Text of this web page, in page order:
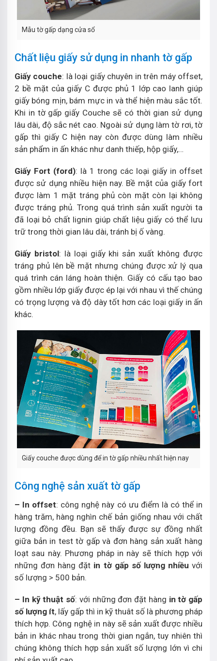
Mẫu tờ gấp dạng cửa sổ
Chất liệu giấy sử dụng in nhanh tờ gấp
Giấy couche: là loại giấy chuyên in trên máy offset,
2 bề mặt của giấy C được phủ 1 lớp cao lanh giúp
giấy bóng mịn, bám mực in và thể hiện màu sắc tốt.
Khi in tờ gấp giấy Couche sẽ có thời gian sử dụng
lâu dài, độ sắc nét cao. Ngoài sử dụng làm tờ rơi, tờ
gấp thì giấy C hiện nay còn được dùng làm nhiều
sản phẩm in ấn khác như danh thiếp, hộp giấy,…
Giấy Fort (ford): là 1 trong các loại giấy in offset
được sử dụng nhiều hiện nay. Bề mặt của giấy fort
được làm 1 mặt tráng phủ còn mặt còn lại không
được tráng phủ. Trong quá trình sản xuất người ta
đã loại bỏ chất lignin giúp chất liệu giấy có thể lưu
trữ trong thời gian lâu dài, tránh bị ố vàng.
Giấy bristol: là loại giấy khi sản xuất không được
tráng phủ lên bề mặt nhưng chúng được xử lý qua
quá trình cán láng hoàn thiện. Giấy có cấu tạo bao
gồm nhiều lớp giấy được ép lại với nhau vì thế chúng
có trọng lượng và độ dày tốt hơn các loại giấy in ấn
khác.
Giấy couche được dùng để in tờ gấp nhiều nhất hiện nay
Công nghệ sản xuất tờ gấp
– In offset: công nghệ này có ưu điểm là có thể in
hàng trăm, hàng nghìn chế bản giống nhau với chất
lượng đồng đều. Bạn sẽ thấy được sự đồng nhất
giữa bản in test tờ gấp và đơn hàng sản xuất hàng
loạt sau này. Phương pháp in này sẽ thích hợp với
những đơn hàng đặt in tờ gấp số lượng nhiều với
số lượng > 500 bản.
– In kỹ thuật số: với những đơn đặt hàng in tờ gấp
số lượng ít, lấy gấp thì in kỹ thuât số là phương pháp
thích hợp. Công nghệ in này sẽ sản xuất được nhiều
bản in khác nhau trong thời gian ngắn, tuy nhiên thì
chúng không thích hợp sản xuất số lượng lớn vì chi